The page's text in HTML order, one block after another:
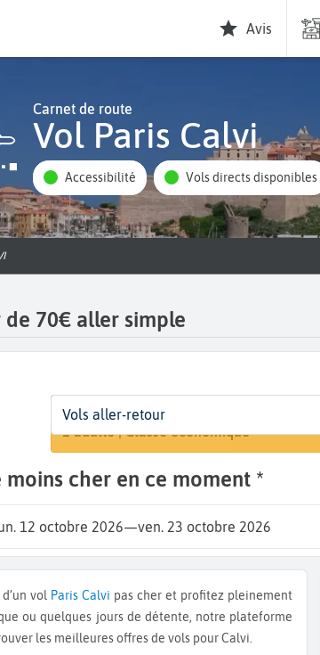
Avis
Carnet de route
Vol Paris Calvi
Accessibilité Vols directs disponibles
70€ aller simple
Départ
Paris (PAR)
Dates
12 oct. - 23 oct.
Voyageurs | Classe
1 adulte | Classe économique
Vols aller-retour
moins cher en ce moment *
12 octobre 2026—ven. 23 octobre 2026
vol Paris Calvi pas cher et profitez pleinement
ou quelques jours de détente, notre plateforme
les meilleures offres de vols pour Calvi.